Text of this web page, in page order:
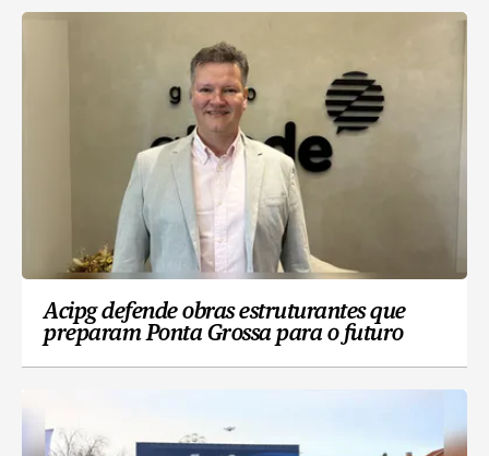
Acipg defende obras estruturantes que
preparam Ponta Grossa para o futuro